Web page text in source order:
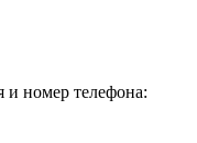
и номер телефона: